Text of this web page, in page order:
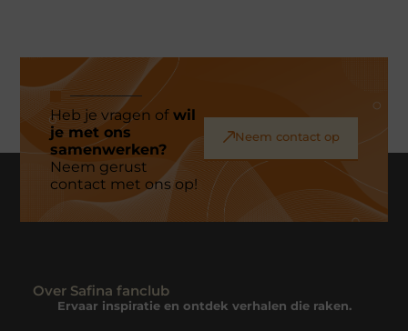
Heb je vragen ofwil
je met ons
samenwerken?
Neem gerust
contact met ons op!
Neem contact op
Over Safina fanclub
Ervaar inspiratie en ontdek verhalen die raken.